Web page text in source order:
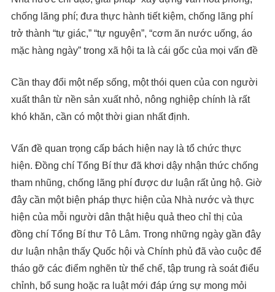
chống lãng phí; đưa thực hành tiết kiệm, chống lãng phí
trở thành “tự giác,” “tự nguyện”, “cơm ăn nước uống, áo
mặc hàng ngày” trong xã hội ta là cái gốc của mọi vấn đề
Cần thay đổi một nếp sống, một thói quen của con người
xuất thân từ nền sản xuất nhỏ, nông nghiệp chính là rất
khó khăn, cần có một thời gian nhất định.
Vấn đề quan trọng cấp bách hiện nay là tổ chức thực
hiện. Đồng chí Tổng Bí thư đã khơi dậy nhận thức chống
tham nhũng, chống lãng phí được dư luận rất ủng hộ. Giờ
đây cần một biện pháp thực hiện của Nhà nước và thực
hiện của mỗi người dân thật hiệu quả theo chỉ thị của
đồng chí Tổng Bí thư Tô Lâm. Trong những ngày gần đây
dư luận nhận thấy Quốc hội và Chính phủ đã vào cuộc để
tháo gỡ các điểm nghẽn từ thể chế, tập trung rà soát điểu
chỉnh, bổ sung hoặc ra luật mới đáp ứng sự mong mỏi